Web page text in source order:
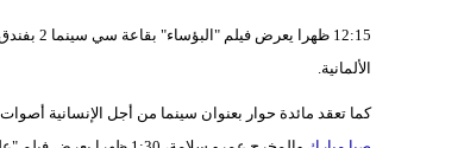
الألمانية.
كما تعقد مائدة حوار بعنوان سينما من أجل الإنسانية أصوات اللاجئين في السينما يديرها